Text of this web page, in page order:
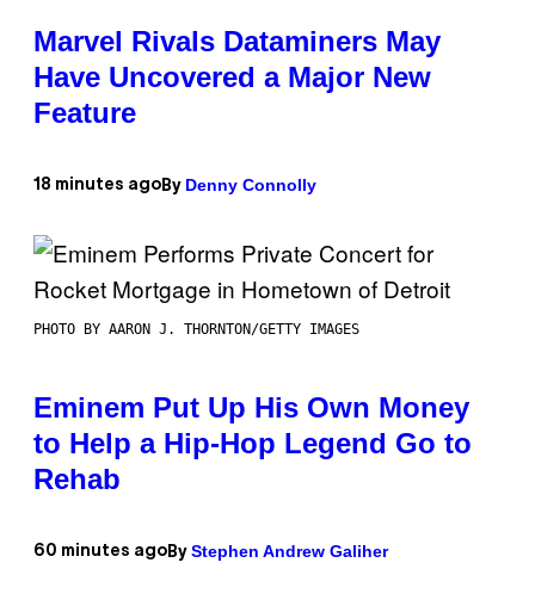
Marvel Rivals Dataminers May
Have Uncovered a Major New
Feature
18 minutes ago By Denny Connolly
PHOTO BY AARON J. THORNTON/GETTY IMAGES
Eminem Put Up His Own Money
to Help a Hip-Hop Legend Go to
Rehab
60 minutes ago By Stephen Andrew Galiher